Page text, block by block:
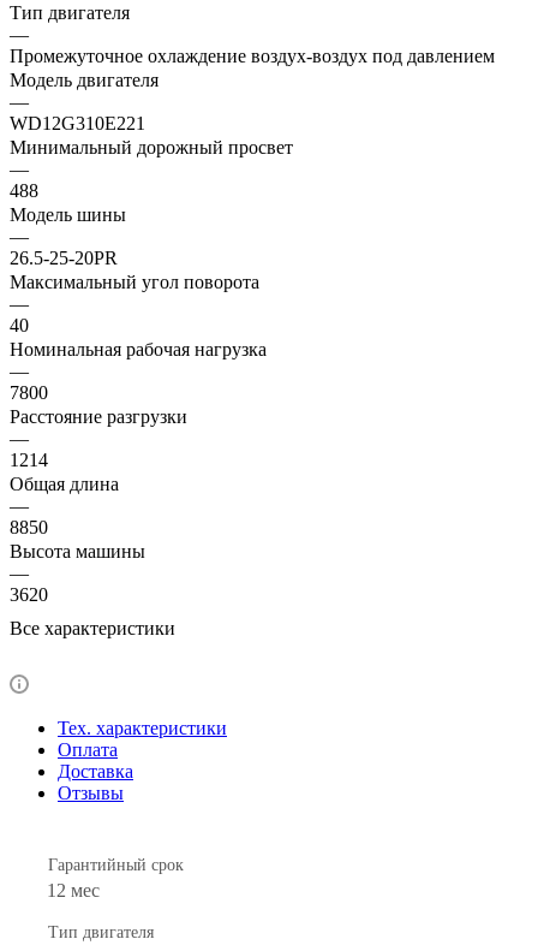
Тип двигателя
—
Промежуточное охлаждение воздух-воздух под давлением
Модель двигателя
—
WD12G310E221
Минимальный дорожный просвет
—
488
Модель шины
—
26.5-25-20PR
Максимальный угол поворота
—
40
Номинальная рабочая нагрузка
—
7800
Расстояние разгрузки
—
1214
Общая длина
—
8850
Высота машины
—
3620
Все характеристики
Тех. характеристики
Оплата
Доставка
Отзывы
Гарантийный срок
12 мес
Тип двигателя